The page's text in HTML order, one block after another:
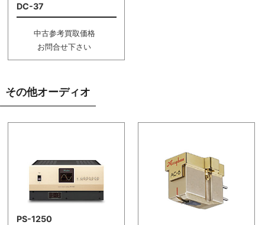
DC-37
中古参考買取価格
お問合せ下さい
その他オーディオ
PS-1250